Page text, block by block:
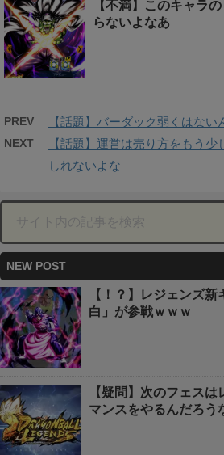
【不満】このキャラ
らないよなあ
PREV 【話題】バーダック弱くはな
NEXT
【話題】運営は売り方をもう
しれないよな
NEW POST
【！？】レジェンズ
白」が参戦ｗｗｗ
【疑問】次のフェス
マンスをやるんだろう